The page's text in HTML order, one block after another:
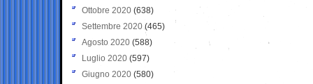
Ottobre 2020 (638)
Settembre 2020(465)
Agosto 2020 (588)
Luglio 2020 (597)
Giugno 2020 (580)